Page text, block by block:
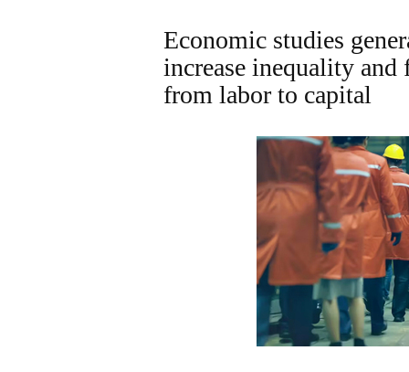
Economic studies
increase inequality
from labor to capital